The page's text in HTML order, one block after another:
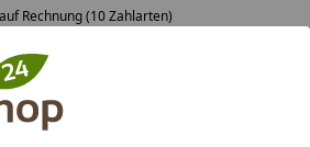
Fachberatung & individuelle Angebote